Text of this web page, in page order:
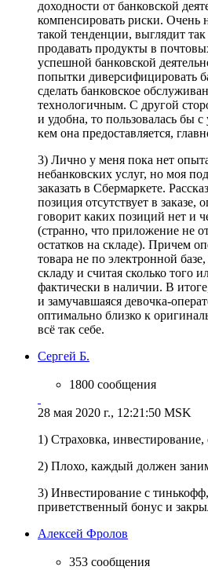
доходности от банковской
компенсировать риски. Очень
такой тенденции, выглядит
продавать продукты в
успешной банковской
попытки диверсифицировать
сделать банковское
технологичным. С другой
и удобна, то пользовалась бы
кем она предоставляется,
3) Лично у меня пока нет
небанковских услуг, но моя
заказать в Сбермаркете.
позиция отсутствует в заказе,
говорит каких позиций нет и
(странно, что приложение не
остатков на складе). Причем
товара не по электронной
складу и считая сколько того
фактически в наличии. В
и замучавшаяся девочка-
оптимально близко к
всё так себе.
Сергей Б.
1800 сообщения
28 мая 2020 г., 12:21:50 MSK
1) Страховка, инвестирование,
2) Плохо, каждый должен
3) Инвестирование с
приветственный бонус и
Алексей Фролов
353 сообщения